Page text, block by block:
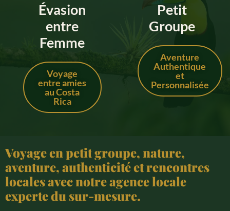
Évasion
entre
Femme
Voyage
entre amies
au Costa
Rica
Petit
Groupe
Aventure
Authentique
et
Personnalisée
Voyage en petit groupe, nature,
aventure, authenticité et rencontres
locales avec notre agence locale
experte du sur-mesure.